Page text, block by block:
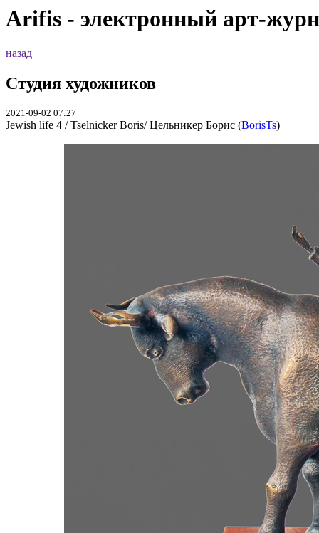
Arifis - электронный арт-
назад
Студия художников
2021-09-02 07:27
Jewish life 4 / Tselnicker Boris/ Цельникер Борис (BorisTs)